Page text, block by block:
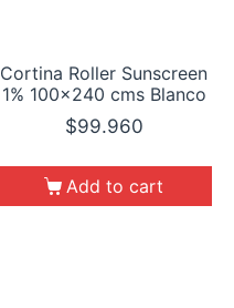
Cortina Roller Sunscreen
1% 100×240 cms Blanco
$99.960
Add to cart